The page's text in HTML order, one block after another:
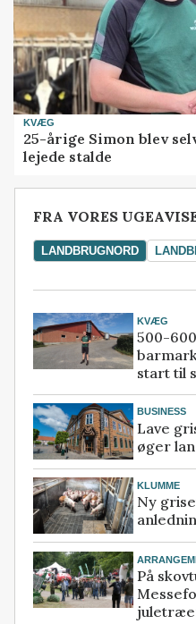
KVÆG
25-årige Simon blev
lejede stalde
FRA VORES
LANDBRUGNORD
KVÆG
500-
start til
BUSINESS
Lave
øger
KLUMME
Ny
På